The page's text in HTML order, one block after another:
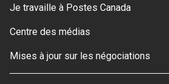
Je travaille à Postes Canada
Centre des médias
Mises à jour sur les négociations